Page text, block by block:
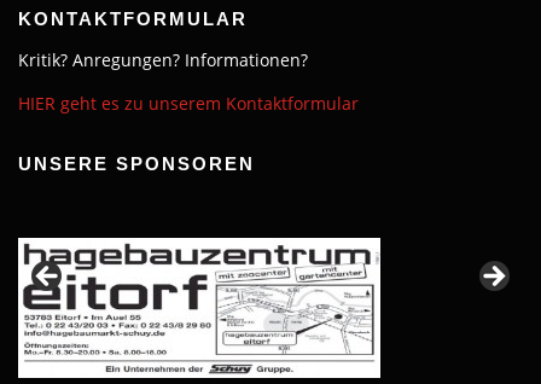
KONTAKTFORMULAR
Kritik? Anregungen? Informationen?
HIER geht es zu unserem Kontaktformular
UNSERE SPONSOREN